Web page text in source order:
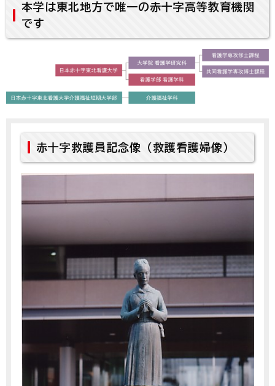
本学は東北地方で唯一の赤十字高等教育機関
です
赤十字救護員記念像（救護看護婦像）